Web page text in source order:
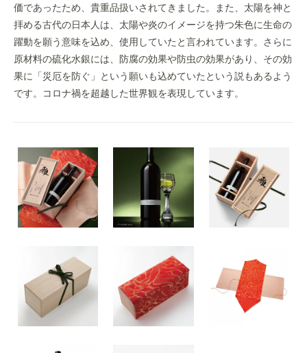
価であったため、貴重品扱いされてきました。また、太陽を神と
拝める古代の日本人は、太陽や炎のイメージを持つ朱色に生命の
躍動を願う意味を込め、使用していたと言われています。さらに
原材料の硫化水銀には、防腐の効果や防虫の効果があり、その効
果に「災厄を防ぐ」という願いも込めていたという説もあるよう
です。コロナ禍を超越した世界観を表現しています。